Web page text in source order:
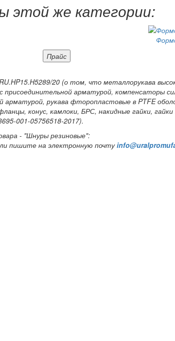
этой же категории:
Прайс
20 (о том, что металлорукава
арматурой, компенсаторы
арматурой, рукава фторопластовые в PTFE
конус, камлоки, БРС, накидные гайки,
001-05756518-2017).
- "Шнуры резиновые":
пишите на электронную почту